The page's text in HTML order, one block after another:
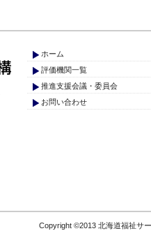
ホーム
評価機関一覧
推進支援会議・委員会
お問い合わせ
Copyright ©2013 北海道福祉サ